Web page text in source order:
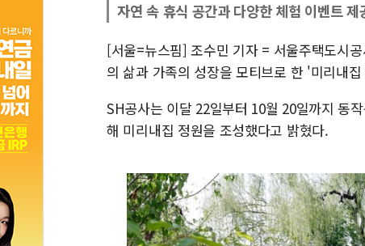
자연 속 휴식 공간과 다양한 체험 이벤트 제
[서울=뉴스핌] 조수민 기자 = 서울주택도시
의 삶과 가족의 성장을 모티브로 한 '미리내
SH공사는 이달 22일부터 10월 20일까지 동
해 미리내집 정원을 조성했다고 밝혔다.